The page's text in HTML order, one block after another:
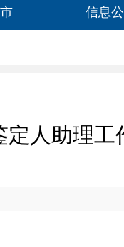
信息
定人助理工